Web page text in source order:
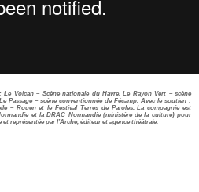
Volcan – Scène nationale du Havre, Le Rayon Vert – scène
Passage – scène conventionnée de Fécamp. Avec le soutien :
– Rouen et le Festival Terres de Paroles. La compagnie est
et la DRAC Normandie (ministère de la culture) pour
représentée par l’Arche, éditeur et agence théâtrale.